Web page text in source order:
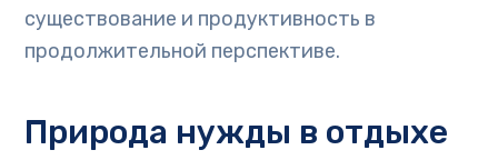
существование и продуктивность в
продолжительной перспективе.
Природа нужды в отдыхе